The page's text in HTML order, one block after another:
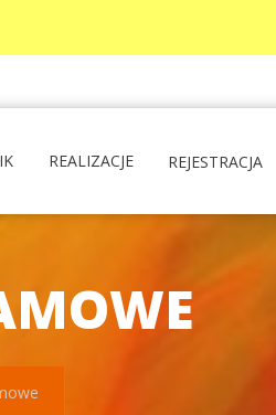
REALIZACJE REJESTRACJA